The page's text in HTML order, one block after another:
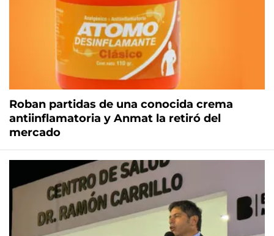
Roban partidas de una conocida crema
antiinflamatoria y Anmat la retiró del
mercado